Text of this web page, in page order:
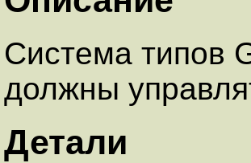
Система типов
должны
Детали